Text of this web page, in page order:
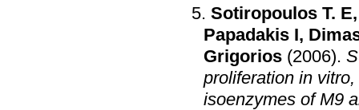
Sotiropoulos T. E
Papadakis I,
Grigorios (2006).
proliferation in
isoenzymes of M9